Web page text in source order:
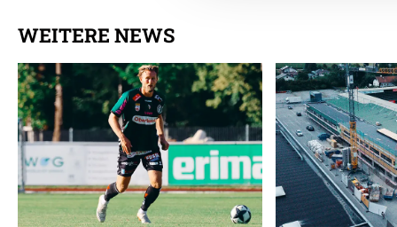
WEITERE NEWS